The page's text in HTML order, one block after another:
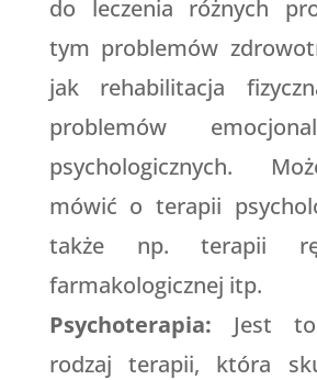
do leczenia różnych
tym problemów
jak rehabilitacja
problemów
psychologicznych.
mówić o terapii
także np. terapii
farmakologicznej itp.
Psychoterapia: Jest
rodzaj terapii, która